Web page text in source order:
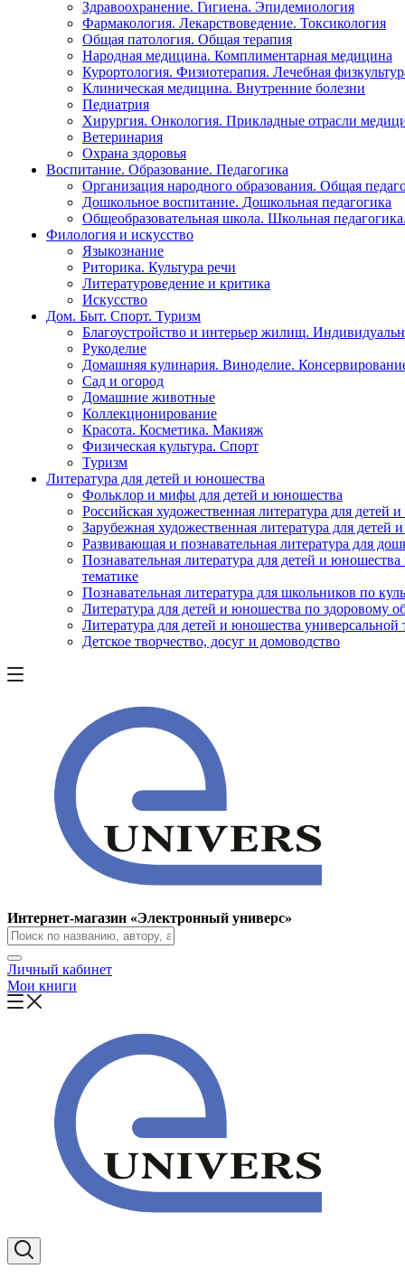
Здравоохранение. Гигиена. Эпидемиология
Фармакология. Лекарствоведение. Токсикология
Общая патология. Общая терапия
Народная медицина. Комплиментарная медицина
Курортология. Физиотерапия. Лечебная
Клиническая медицина. Внутренние болезни
Педиатрия
Хирургия. Онкология. Прикладные отрасли
Ветеринария
Охрана здоровья
Воспитание. Образование. Педагогика
Организация народного образования. Общая
Дошкольное воспитание. Дошкольная педагогика
Общеобразовательная школа. Школьная
Филология и искусство
Языкознание
Риторика. Культура речи
Литературоведение и критика
Искусство
Дом. Быт. Спорт. Туризм
Благоустройство и интерьер жилищ.
Рукоделие
Домашняя кулинария. Виноделие.
Сад и огород
Домашние животные
Коллекционирование
Красота. Косметика. Макияж
Физическая культура. Спорт
Туризм
Литература для детей и юношества
Фольклор и мифы для детей и юношества
Российская художественная литература для детей
Зарубежная художественная литература для детей
Развивающая и познавательная литература для
Познавательная литература для детей и
тематике
Познавательная литература для школьников по
Литература для детей и юношества по здоровому
Литература для детей и юношества универсальной
Детское творчество, досуг и домоводство
Интернет-магазин «Электронный универс»
Личный кабинет
Мои книги